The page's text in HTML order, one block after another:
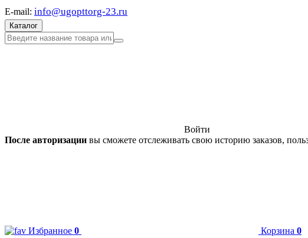
E-mail: info@ugopttorg-23.ru
Каталог
Войти
После авторизации вы сможете отслеживать свою историю заказов,
Избранное 0 Корзина 0